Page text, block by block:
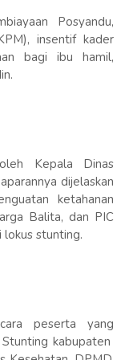
Posyandu,
insentif kader
bagi ibu hamil,
Kepala Dinas
dijelaskan
ketahanan
Balita, dan PIC
lokus stunting.
peserta yang
kabupaten